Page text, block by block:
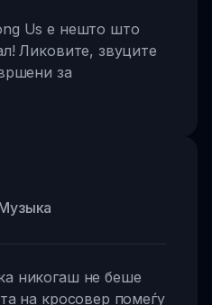
Us е нешто што
Ликовите, звуците
за
никогаш не беше
на кросовер помеѓу